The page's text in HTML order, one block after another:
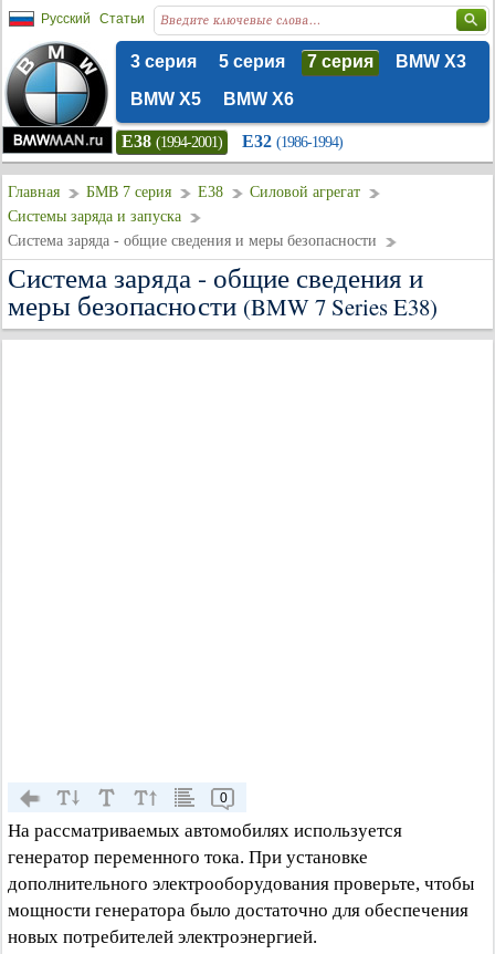
Русский Статьи
3 серия 5 серия 7 серия
BMW X3
BMW X5
BMW X6
E38 (1994-2001) E32 (1986-1994)
Главная БМВ 7 серия E38
Силовой агрегат
Системы заряда и запуска
Система заряда - общие сведения и меры безопасности
Система заряда - общие сведения и
меры безопасности (BMW 7 Series E38)
0
На рассматриваемых автомобилях используется
генератор переменного тока. При установке
дополнительного электрооборудования проверьте, чтобы
мощности генератора было достаточно для обеспечения
новых потребителей электроэнергией.